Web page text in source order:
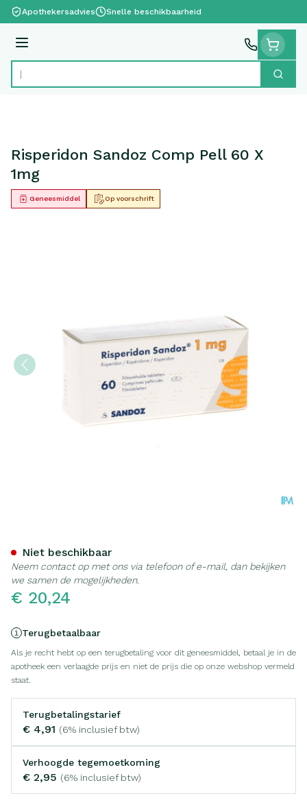
Ga naar de inhoud
Apothekersadvies Snelle beschikbaarheid
Menu
Product, merk, categorie... Zoek
Risperidon Sandoz Comp Pell 60 X
1mg
Op voorschrift
Geneesmiddel
€ 20,24
Terugbetaalbaar
Als je recht hebt op een terugbetaling voor dit geneesmiddel, betaal je in de
apotheek een verlaagde prijs en niet de prijs die op onze webshop vermeld
staat.
Terugbetalingstarief
€ 4,91 (6% inclusief btw)
Verhoogde tegemoetkoming
€ 2,95 (6% inclusief btw)
Niet beschikbaar
Neem contact op met ons via telefoon of e-mail, dan bekijken
we samen de mogelijkheden.